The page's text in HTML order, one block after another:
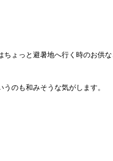
ょっと避暑地へ行く時のお供な
のも和みそうな気がします。